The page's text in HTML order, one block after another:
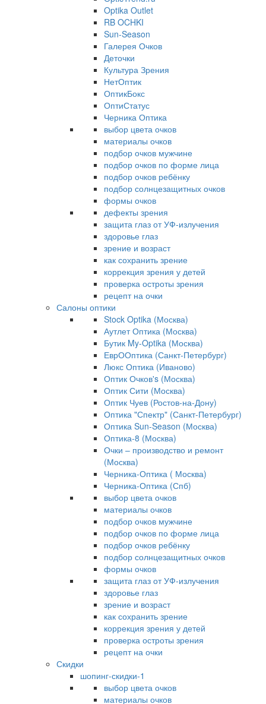
Optika Outlet
RB OCHKI
Sun-Season
Галерея Очков
Деточки
Культура Зрения
НетОптик
ОптикБокс
ОптиСтатус
Черника Оптика
выбор цвета очков
материалы очков
подбор очков мужчине
подбор очков по форме лица
подбор очков ребёнку
подбор солнцезащитных очков
формы очков
дефекты зрения
защита глаз от УФ-излучения
здоровье глаз
зрение и возраст
как сохранить зрение
коррекция зрения у детей
проверка остроты зрения
рецепт на очки
Салоны оптики
Stock Optika (Москва)
Аутлет Оптика (Москва)
Бутик My-Optika (Москва)
ЕврООптика (Санкт-Петербург)
Люкс Оптика (Иваново)
Оптик Очков's (Москва)
Оптик Сити (Москва)
Оптик Чуев (Ростов-на-Дону)
Оптика "Спектр" (Санкт-Петербург)
Оптика Sun-Season (Москва)
Оптика-8 (Москва)
Очки – производство и ремонт
(Москва)
Черника-Оптика ( Москва)
Черника-Оптика (Спб)
выбор цвета очков
материалы очков
подбор очков мужчине
подбор очков по форме лица
подбор очков ребёнку
подбор солнцезащитных очков
формы очков
защита глаз от УФ-излучения
здоровье глаз
зрение и возраст
как сохранить зрение
коррекция зрения у детей
проверка остроты зрения
рецепт на очки
Скидки
шопинг-скидки-1
выбор цвета очков
материалы очков